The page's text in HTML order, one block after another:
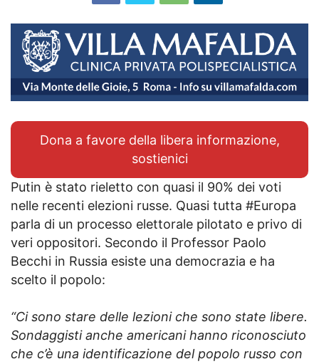
Dona a favore della libera informazione,
sostienici
Putin è stato rieletto con quasi il 90% dei voti
nelle recenti elezioni russe. Quasi tutta #Europa
parla di un processo elettorale pilotato e privo di
veri oppositori. Secondo il Professor Paolo
Becchi in Russia esiste una democrazia e ha
scelto il popolo:
“Ci sono stare delle lezioni che sono state libere.
Sondaggisti anche americani hanno riconosciuto
che c’è una identificazione del popolo russo con